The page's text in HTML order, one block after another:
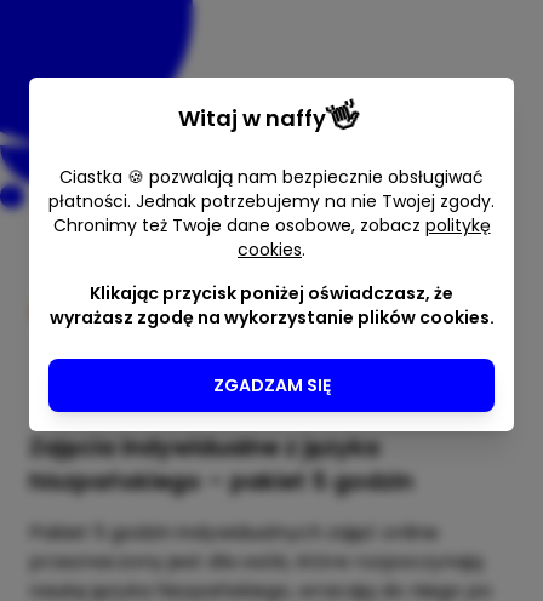
Pakiet 5 lekcji języka
Curso
650,00 zł
Zajęcia indywidualne z języka
hiszpańskiego – pakiet 5 godzin
Pakiet 5 godzin indywidualnych zajęć online
przeznaczony jest dla osób, które rozpoczynają
naukę języka hiszpańskiego, wracają do niego po
Witaj w naffy👋
Ciastka 🍪 pozwalają nam bezpiecznie obsługiwać
płatności. Jednak potrzebujemy na nie Twojej zgody.
Chronimy też Twoje dane osobowe, zobacz politykę
cookies.
Klikając przycisk poniżej oświadczasz, że
wyrażasz zgodę na wykorzystanie plików cookies.
ZGADZAM SIĘ